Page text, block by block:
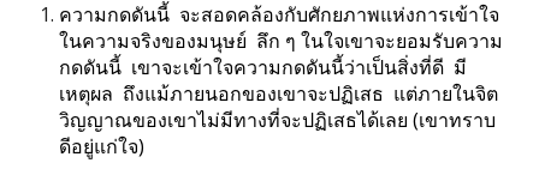
ความกดดันนี้  จะสอดคล้องกับศักยภาพแห่งการเข้าใจ
ในความจริงของมนุษย์  ลึก ๆ ในใจเขาจะยอมรับความ
กดดันนี้  เขาจะเข้าใจความกดดันนี้ว่าเป็นสิ่งที่ดี  มี
เหตุผล  ถึงแม้ภายนอกของเขาจะปฏิเสธ  แต่ภายในจิต
วิญญาณของเขาไม่มีทางที่จะปฏิเสธได้เลย (เขาทราบ
ดีอยู่แก่ใจ)